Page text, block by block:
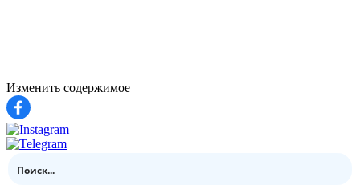
Изменить содержимое